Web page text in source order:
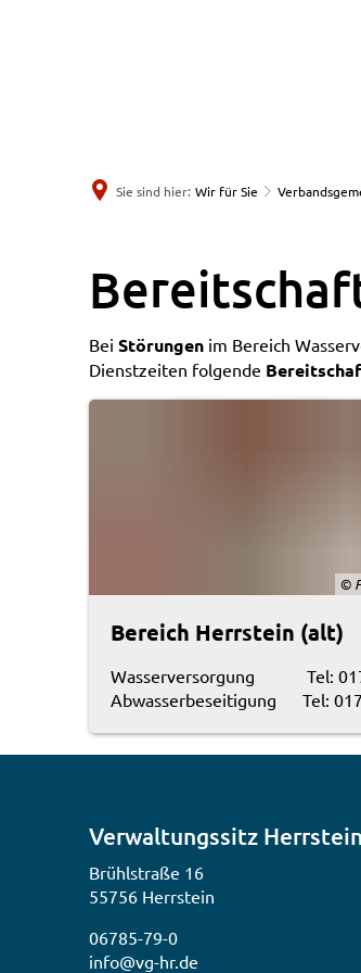
Sie sind hier: Wir für Sie
Wasser
Bei Störungen im Bereich
Dienstzeiten folgende
©
Bereich Herrstein (alt)
Wasserversorgung Tel:
Abwasserbeseitigung Tel:
Verwaltungssitz Herrstein
Brühlstraße 16
55756 Herrstein
06785-79-0
info@vg-hr.de